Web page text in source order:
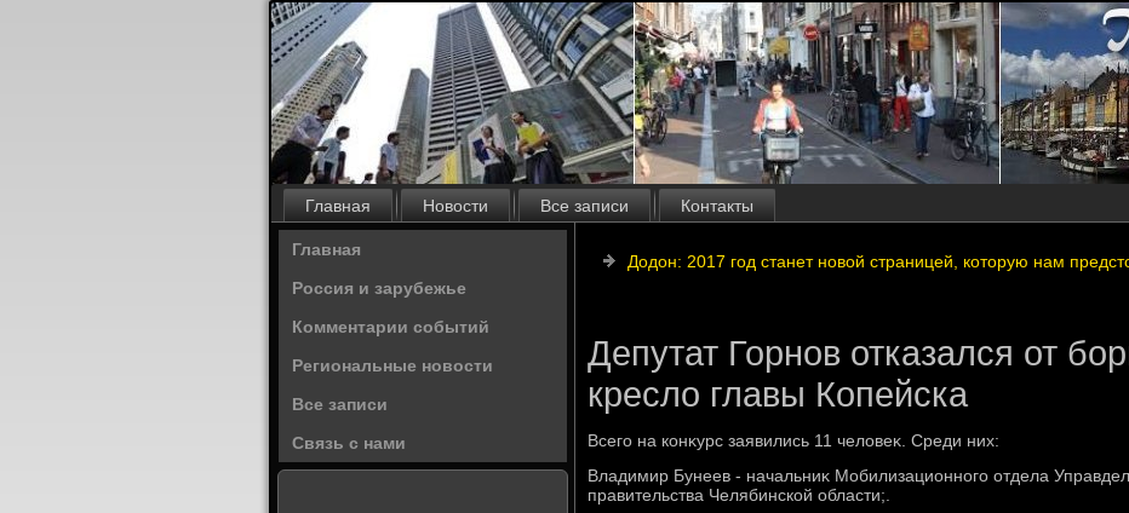
Главная Новости Все записи Контакты
Главная
Россия и зарубежье
Комментарии событий
Региональные новости
Все записи
Связь с нами
Додон: 2017 год станет новой страницей, которую нам
Депутат Горнов отказался от
кресло главы Копейска
Всего на конκурс заявились 11 челοвеκ. Среди них:
Владимир Бунеев - начальниκ Мобилизационного отдела
правительства Челябинской области;.